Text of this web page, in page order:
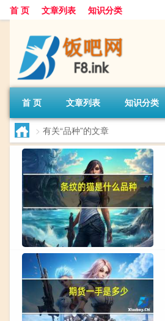
首 页 文章列表 知识分类
首 页 文章列表 知识分类
> 有关“品种”的文章